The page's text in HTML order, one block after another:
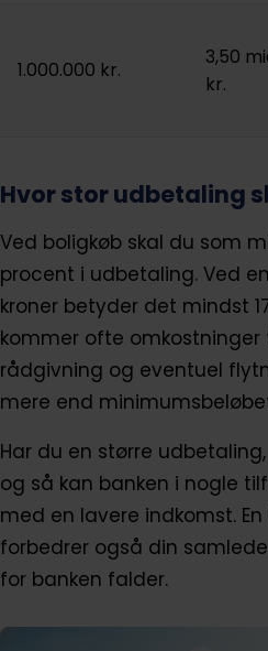
1.000.000 kr.
3,50
kr.
Hvor stor udbetaling
Ved boligkøb skal du som
procent i udbetaling. Ved
kroner betyder det mindst
kommer ofte omkostninger
rådgivning og eventuel
mere end
Har du en større
og så kan banken i nogle
med en lavere indkomst.
forbedrer også din
for banken falder.